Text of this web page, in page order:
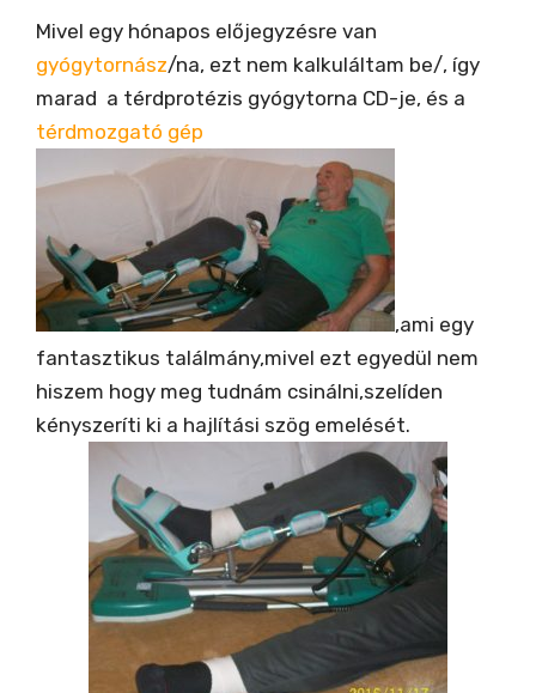
Mivel egy hónapos előjegyzésre van
gyógytornász/na, ezt nem kalkuláltam be/, így
marad a térdprotézis gyógytorna CD-je, és a
térdmozgató gép
,ami egy
fantasztikus találmány,mivel ezt egyedül nem
hiszem hogy meg tudnám csinálni,szelíden
kényszeríti ki a hajlítási szög emelését.